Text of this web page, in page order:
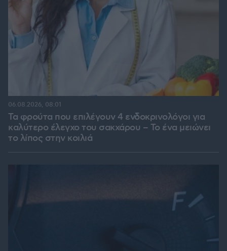
Τα φρούτα που επιλέγουν 4 ενδοκρινολόγοι για
καλύτερο έλεγχο του σακχάρου – Το ένα μειώνει
το λίπος στην κοιλιά
06.08.2026, 08:01